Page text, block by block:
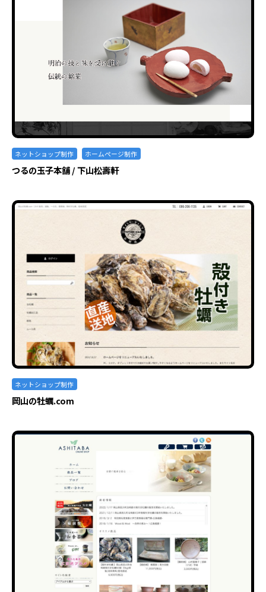
ネットショップ制作 ホームページ制作
つるの玉子本舗 / 下山松壽軒
ネットショップ制作
岡山の牡蠣.com